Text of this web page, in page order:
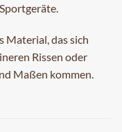
Material, das sich
Rissen oder
Maßen kommen.